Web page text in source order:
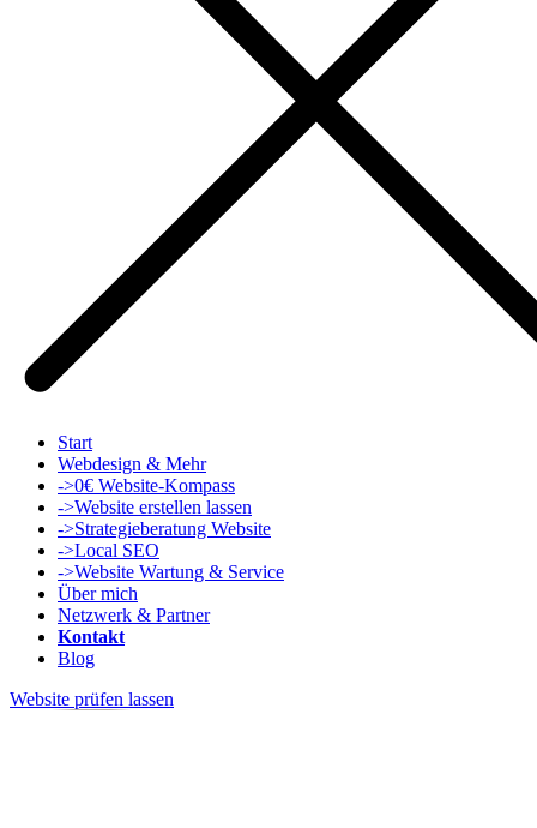
Start
Webdesign & Mehr
->0€ Website-Kompass
->Website erstellen lassen
->Strategieberatung Website
->Local SEO
->Website Wartung & Service
Über mich
Netzwerk & Partner
Kontakt
Blog
Website prüfen lassen